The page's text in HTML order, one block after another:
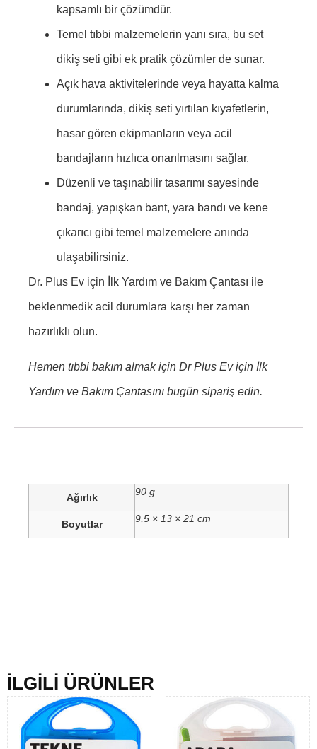
kapsamlı bir çözümdür.
Temel tıbbi malzemelerin yanı sıra, bu set
dikiş seti gibi ek pratik çözümler de sunar.
Açık hava aktivitelerinde veya hayatta kalma
durumlarında, dikiş seti yırtılan kıyafetlerin,
hasar gören ekipmanların veya acil
bandajların hızlıca onarılmasını sağlar.
Düzenli ve taşınabilir tasarımı sayesinde
bandaj, yapışkan bant, yara bandı ve kene
çıkarıcı gibi temel malzemelere anında
ulaşabilirsiniz.
Dr. Plus Ev için İlk Yardım ve Bakım Çantası ile
beklenmedik acil durumlara karşı her zaman
hazırlıklı olun.
Hemen tıbbi bakım almak için Dr Plus Ev için İlk
Yardım ve Bakım Çantasını bugün sipariş edin.
Ağırlık 90 g
Boyutlar 9,5 × 13 × 21 cm
İLGİLİ ÜRÜNLER